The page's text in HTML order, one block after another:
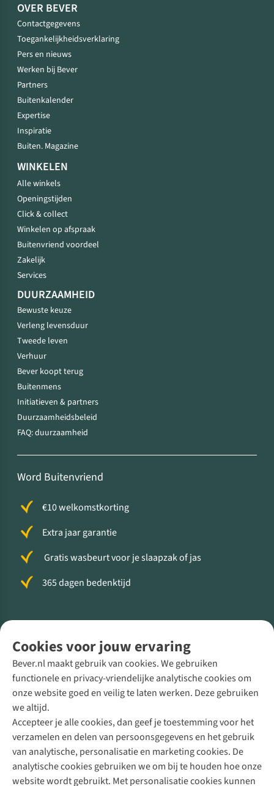
Cookies voor jouw ervaring
Bever.nl maakt gebruik van cookies. We gebruiken
functionele en privacy-vriendelijke analytische cookies om
onze website goed en veilig te laten werken. Deze gebruiken
we altijd.
Accepteer je alle cookies, dan geef je toestemming voor het
verzamelen en delen van persoonsgegevens en het gebruik
van analytische, personalisatie en marketing cookies. De
analytische cookies gebruiken we om bij te houden hoe onze
website wordt gebruikt. Met personalisatie cookies kunnen
OVER BEVER
Contactgegevens
Toegankelijkheidsverklaring
Pers en nieuws
Werken bij Bever
Partners
Buitenkalender
Expertise
Inspiratie
Buiten. Magazine
WINKELEN
Alle winkels
Openingstijden
Click & collect
Winkelen op afspraak
Buitenvriend voordeel
Zakelijk
Services
DUURZAAMHEID
Bewuste keuze
Verleng levensduur
Tweede leven
Verhuur
Bever koopt terug
Buitenmens
Initiatieven & partners
Duurzaamheidsbeleid
FAQ: duurzaamheid
Word Buitenvriend
€10 welkomstkorting
Extra jaar garantie
Gratis wasbeurt voor je slaapzak of jas
365 dagen bedenktijd
Direct advies van een Buitenexpert
+31 (0)85 888 50 88
+31 6 12 28 49 80
Contactformulier